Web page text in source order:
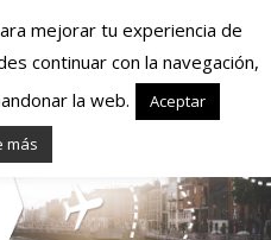
en
en
mejorar tu experiencia de
continuar con la navegación,
la web.
Aceptar
más